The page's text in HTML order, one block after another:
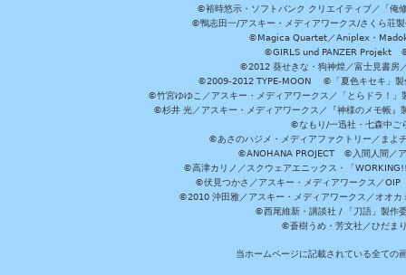
©裕時悠示・ソフトバンク クリエイティブ／「
©鴨志田一/アスキー・メディアワークス/さく
©Magica Quartet／Aniplex・
©GIRLS und PANZER Projekt ©
©2012 葵せきな・狗神煌／富士見書
©2009-2012 TYPE-MOON ©「夏色キセキ」製
©竹宮ゆゆこ／アスキー・メディアワークス／「とらドラ！
©杉井 光／アスキー・メディアワークス／『神様のメモ帳
©なもり/一迅社・七森中
©あさのハジメ・メディアファクトリー／ま
©ANOHANA PROJECT ©入間人間／ア
©高津カリノ／スクウェアエニックス・「
©伏見つかさ／アスキー・メディアワークス／
©2010 沖田雅／アスキー・メディアワークス／オオ
©西尾維新・講談社 / 「刀語」製作
©蒼樹うめ・芳文社／ひだま
当ホームページに記載されている全ての